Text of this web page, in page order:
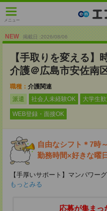
メニュー
NEW 掲載日 :2026/08/06
【手取りを変える】
介護＠広島市安佐南
職種： 介護関連
派遣
社会人未経験OK 大学生
WEB登録・面接OK
自由なシフト＊7時
勤務時間×好きな曜
【手厚いサポート】マンパワー
もっとみる
応募が集まっ